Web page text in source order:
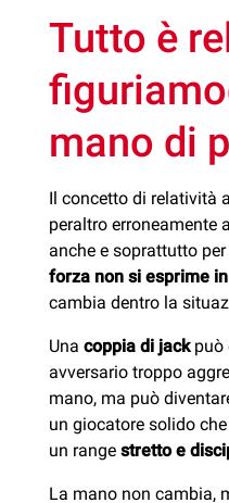
Tutto è
mano di
Il concetto di relatività
peraltro erroneamente
anche e soprattutto
forza non si esprime
cambia dentro la
Una coppia di jackpuò
avversario troppo
mano, ma può
un giocatore solido
un range stretto e
La mano non cambia,